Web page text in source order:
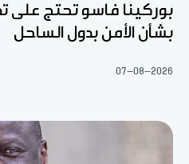
بوركينا فاسو تحتج على
بشأن الأمن بدول الساحل
07-08-2026